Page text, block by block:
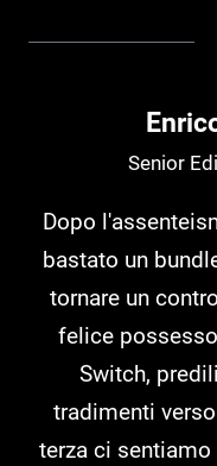
Senior
Dopo
bastato un
tornare un
felice
Switch,
tradimenti
terza ci